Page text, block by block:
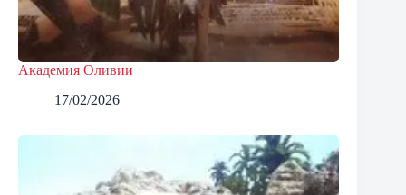
Академия Оливии
17/02/2026